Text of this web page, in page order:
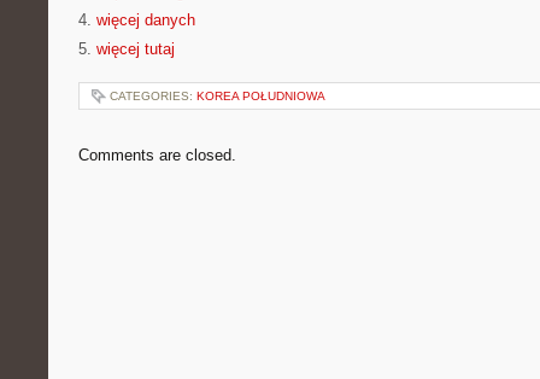
4. więcej danych
5. więcej tutaj
CATEGORIES: KOREA POŁUDNIOWA
Comments are closed.